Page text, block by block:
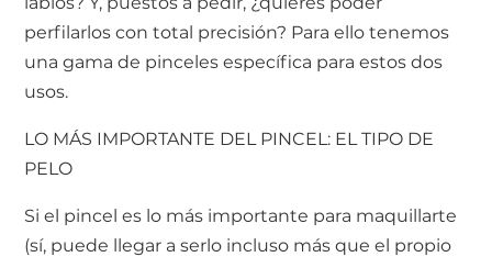
perfilarlos con total precisión? Para ello tenemos
una gama de pinceles específica para estos dos
usos.
LO MÁS IMPORTANTE DEL PINCEL: EL TIPO DE
PELO
Si el pincel es lo más importante para maquillarte
(sí, puede llegar a serlo incluso más que el propio